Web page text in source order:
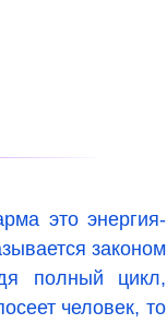
это энергия-
законом
полный цикл,
человек, то